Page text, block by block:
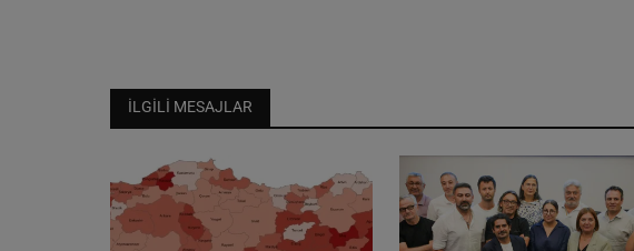
İLGILI MESAJLAR